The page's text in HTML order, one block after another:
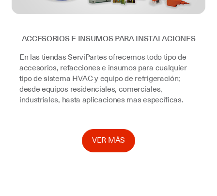
ACCESORIOS E INSUMOS PARA INSTALACIONES
En las tiendas ServiPartes ofrecemos todo tipo de
accesorios, refacciones e insumos para cualquier
tipo de sistema HVAC y equipo de refrigeración;
desde equipos residenciales, comerciales,
industriales, hasta aplicaciones mas específicas.
VER MÁS